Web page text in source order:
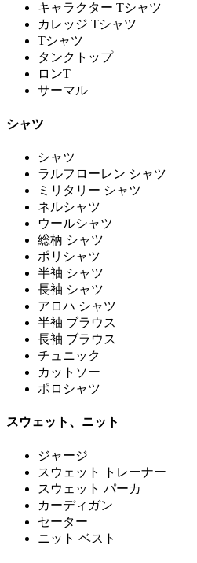
キャラクター Tシャツ
カレッジ Tシャツ
Tシャツ
タンクトップ
ロンT
サーマル
シャツ
シャツ
ラルフローレン シャツ
ミリタリー シャツ
ネルシャツ
ウールシャツ
総柄 シャツ
ポリシャツ
半袖 シャツ
長袖 シャツ
アロハ シャツ
半袖 ブラウス
長袖 ブラウス
チュニック
カットソー
ポロシャツ
スウェット、ニット
ジャージ
スウェット トレーナー
スウェット パーカ
カーディガン
セーター
ニット ベスト